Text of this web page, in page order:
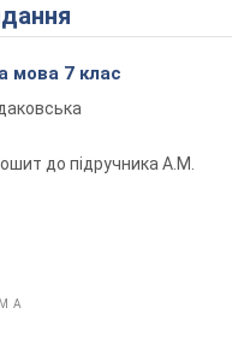
Video
мова 7 клас
до підручника А.М.